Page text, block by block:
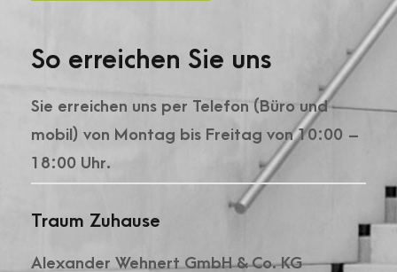
So erreichen Sie uns
Sie erreichen uns per Telefon (Büro und
mobil) von Montag bis Freitag von 10:00 –
18:00 Uhr.
Traum Zuhause
Alexander Wehnert GmbH & Co. KG